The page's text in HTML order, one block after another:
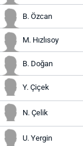
B. Özcan
M. Hızlısoy
B. Doğan
Y. Çiçek
N. Çelik
U. Yergin